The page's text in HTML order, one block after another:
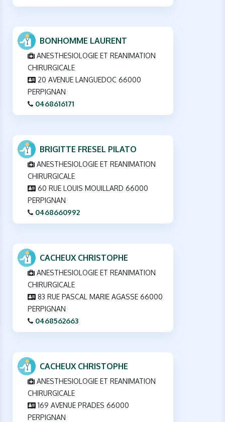
BONHOMME LAURENT
ANESTHESIOLOGIE ET REANIMATION
CHIRURGICALE
20 AVENUE LANGUEDOC 66000
PERPIGNAN
0468616171
BRIGITTE FRESEL PILATO
ANESTHESIOLOGIE ET REANIMATION
CHIRURGICALE
60 RUE LOUIS MOUILLARD 66000
PERPIGNAN
0468660992
CACHEUX CHRISTOPHE
ANESTHESIOLOGIE ET REANIMATION
CHIRURGICALE
83 RUE PASCAL MARIE AGASSE 66000
PERPIGNAN
0468562663
CACHEUX CHRISTOPHE
ANESTHESIOLOGIE ET REANIMATION
CHIRURGICALE
169 AVENUE PRADES 66000
PERPIGNAN